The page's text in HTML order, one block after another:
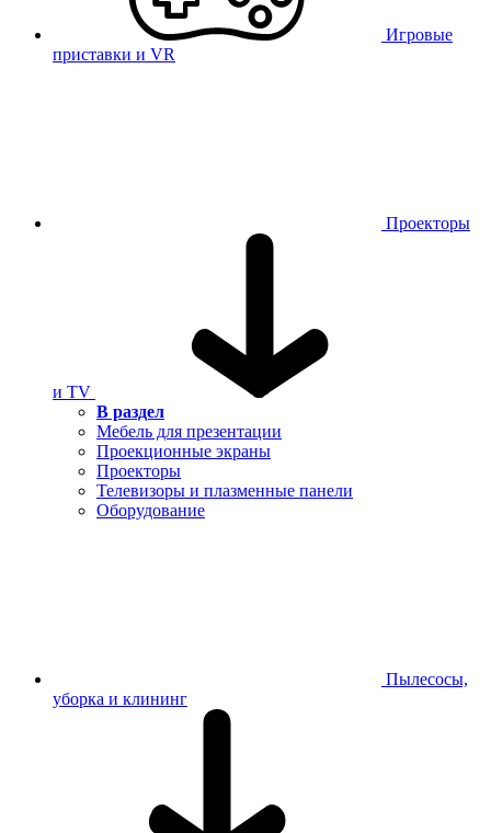
Игровые
приставки и VR
Проекторы
и TV
В раздел
Мебель для презентации
Проекционные экраны
Проекторы
Телевизоры и плазменные панели
Оборудование
Пылесосы,
уборка и клининг